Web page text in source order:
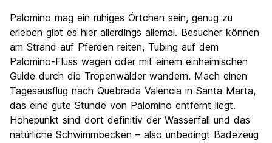
Palomino mag ein ruhiges Örtchen sein, genug zu
erleben gibt es hier allerdings allemal. Besucher können
am Strand auf Pferden reiten, Tubing auf dem
Palomino-Fluss wagen oder mit einem einheimischen
Guide durch die Tropenwälder wandern. Mach einen
Tagesausflug nach Quebrada Valencia in Santa Marta,
das eine gute Stunde von Palomino entfernt liegt.
Höhepunkt sind dort definitiv der Wasserfall und das
natürliche Schwimmbecken – also unbedingt Badezeug